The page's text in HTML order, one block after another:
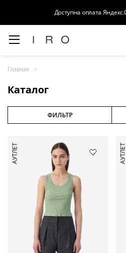
Доступна оплата
Главная
Каталог
Кожа
Обувь и
ФИЛЬТР
АУТЛЕТ АУТЛЕТ